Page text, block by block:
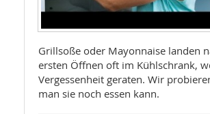
Grillsoße oder Mayonnaise landen
ersten Öffnen oft im Kühlschrank,
Vergessenheit geraten. Wir
man sie noch essen kann.